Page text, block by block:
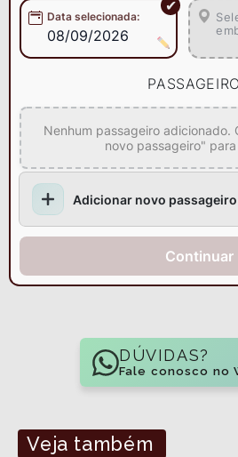
Data selecionada:
08/09/2026
Nenhum passageiro adicionado.
novo passageiro"
Adicionar novo passageiro
Continuar
DÚVIDAS?
Fale conosco no
Veja também